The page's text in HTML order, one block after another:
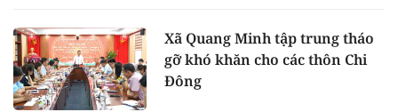
Xã Quang Minh tập trung tháo
gỡ khó khăn cho các thôn Chi
Đông